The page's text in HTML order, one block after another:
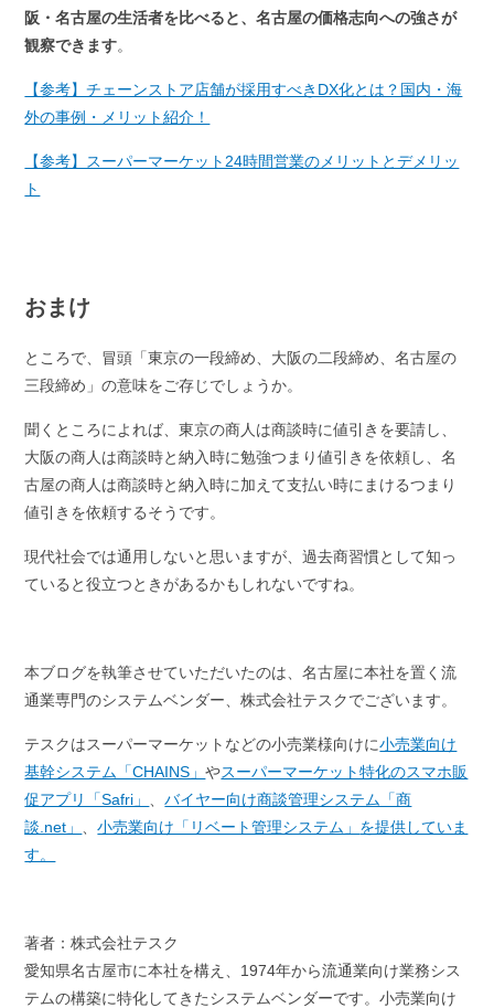
阪・名古屋の生活者を比べると、名古屋の価格志向への強さが
観察できます。
【参考】チェーンストア店舗が採用すべきDX化とは？国内・海
外の事例・メリット紹介！
【参考】スーパーマーケット24時間営業のメリットとデメリッ
ト
おまけ
ところで、冒頭「東京の一段締め、大阪の二段締め、名古屋の
三段締め」の意味をご存じでしょうか。
聞くところによれば、東京の商人は商談時に値引きを要請し、
大阪の商人は商談時と納入時に勉強つまり値引きを依頼し、名
古屋の商人は商談時と納入時に加えて支払い時にまけるつまり
値引きを依頼するそうです。
現代社会では通用しないと思いますが、過去商習慣として知っ
ていると役立つときがあるかもしれないですね。
本ブログを執筆させていただいたのは、名古屋に本社を置く流
通業専門のシステムベンダー、株式会社テスクでございます。
テスクはスーパーマーケットなどの小売業様向けに小売業向け
基幹システム「CHAINS」やスーパーマーケット特化のスマホ販
促アプリ「Safri」
、バイヤー向け商談管理システム「商
談.net」
、小売業向け「リベート管理システム」 を提供していま
す。
著者：株式会社テスク
愛知県名古屋市に本社を構え、 1974年から流通業向け業務シス
テムの構築に特化してきたシステムベンダーです。小売業向け